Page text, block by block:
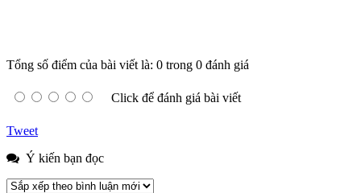
Tổng số điểm của bài viết là: 0 trong 0 đánh giá
Click để đánh giá bài viết
Tweet
Ý kiến bạn đọc